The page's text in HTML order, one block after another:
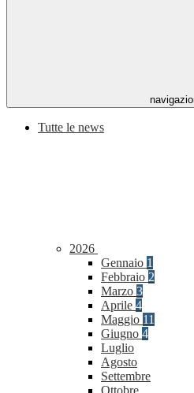
Tutte le news
2026
Gennaio 1
Febbraio 2
Marzo 3
Aprile 4
Maggio 11
Giugno 4
Luglio
Agosto
Settembre